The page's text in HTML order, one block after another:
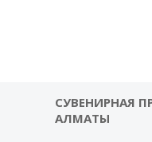
СУВЕНИРНАЯ
АЛМАТЫ